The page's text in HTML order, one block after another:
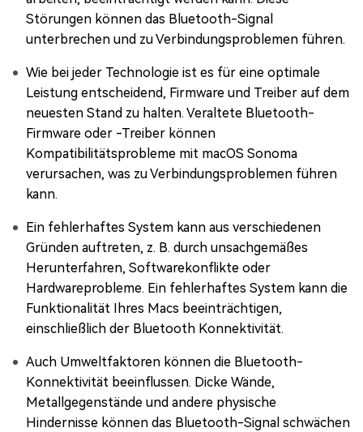
Störungen können das Bluetooth-Signal
unterbrechen und zu Verbindungsproblemen führen.
Wie bei jeder Technologie ist es für eine optimale
Leistung entscheidend, Firmware und Treiber auf dem
neuesten Stand zu halten. Veraltete Bluetooth-
Firmware oder -Treiber können
Kompatibilitätsprobleme mit macOS Sonoma
verursachen, was zu Verbindungsproblemen führen
kann.
Ein fehlerhaftes System kann aus verschiedenen
Gründen auftreten, z. B. durch unsachgemäßes
Herunterfahren, Softwarekonflikte oder
Hardwareprobleme. Ein fehlerhaftes System kann die
Funktionalität Ihres Macs beeinträchtigen,
einschließlich der Bluetooth Konnektivität.
Auch Umweltfaktoren können die Bluetooth-
Konnektivität beeinflussen. Dicke Wände,
Metallgegenstände und andere physische
Hindernisse können das Bluetooth-Signal schwächen